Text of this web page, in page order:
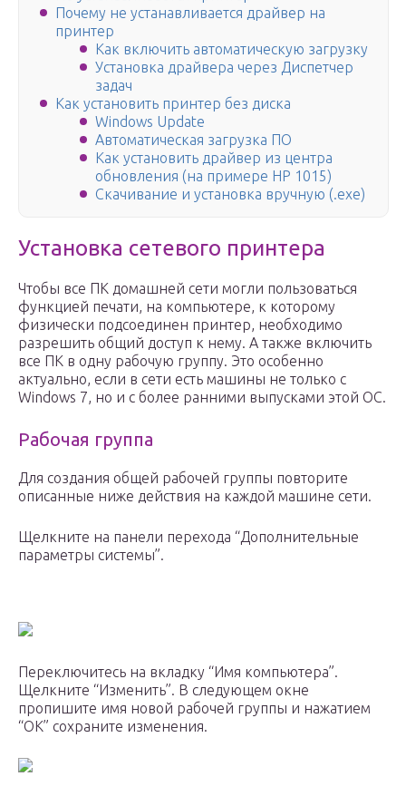
Почему не устанавливается драйвер на
принтер
Как включить автоматическую загрузку
Установка драйвера через Диспетчер
задач
Как установить принтер без диска
Windows Update
Автоматическая загрузка ПО
Как установить драйвер из центра
обновления (на примере HP 1015)
Скачивание и установка вручную (.exe)
Установка сетевого принтера
Чтобы все ПК домашней сети могли пользоваться
функцией печати, на компьютере, к которому
физически подсоединен принтер, необходимо
разрешить общий доступ к нему. А также включить
все ПК в одну рабочую группу. Это особенно
актуально, если в сети есть машины не только с
Windows 7, но и с более ранними выпусками этой ОС.
Рабочая группа
Для создания общей рабочей группы повторите
описанные ниже действия на каждой машине сети.
Щелкните на панели перехода “Дополнительные
параметры системы”.
Переключитесь на вкладку “Имя компьютера”.
Щелкните “Изменить”. В следующем окне
пропишите имя новой рабочей группы и нажатием
“ОК” сохраните изменения.